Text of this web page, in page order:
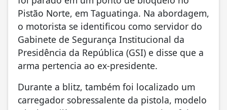
Pistão Norte, em Taguatinga. Na abordagem,
o motorista se identificou como servidor do
Gabinete de Segurança Institucional da
Presidência da República (GSI) e disse que a
arma pertencia ao ex-presidente.
Durante a blitz, também foi localizado um
carregador sobressalente da pistola, modelo